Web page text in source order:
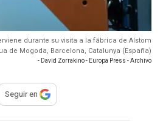
durante su visita a la fábrica de Alstom
de Mogoda, Barcelona, Catalunya (España)
- David Zorrakino - Europa Press - Archivo
para compartir
Seguir en